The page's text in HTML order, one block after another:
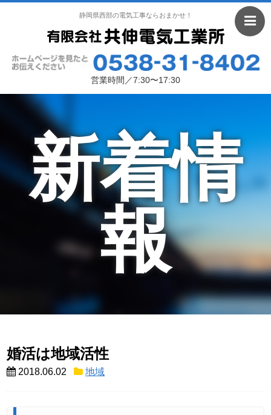
静岡県西部の電気工事ならおまかせ！
営業時間／7:30〜17:30
新着情
報
婚活は地域活性
2018.06.02 地域